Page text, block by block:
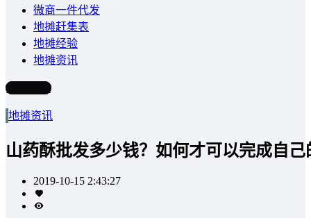
微商一件代发
地摊赶集表
地摊经验
地摊资讯
写文章
地摊资讯
山药酥批发多少钱？如何才可以完成自己
2019-10-15 2:43:27